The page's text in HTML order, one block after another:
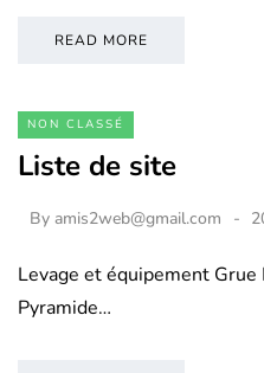
READ MORE
NON CLASSÉ
Liste de site
By amis2web@gmail.com
Levage et équipement
Pyramide…